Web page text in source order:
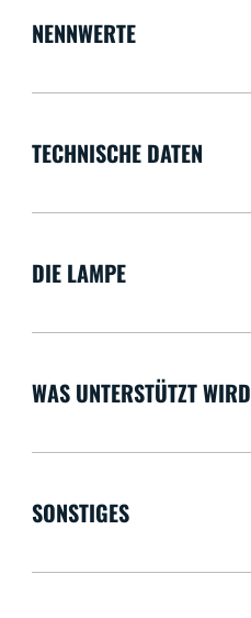
NENNWERTE
TECHNISCHE DATEN
DIE LAMPE
WAS UNTERSTÜTZT WIRD
SONSTIGES